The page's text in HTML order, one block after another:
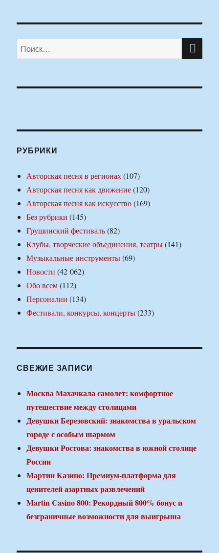
Искать:
РУБРИКИ
Авторская песня в регионах(107)
Авторская песня как движение(120)
Авторская песня как искусство(169)
Без рубрики (145)
Грушинский фестиваль(82)
Клубы, творческие объединения, театры(141)
Музыкальные инструменты(69)
Новости (42 062)
Обо всем(112)
Персоналии (134)
Фестивали, конкурсы, концерты(233)
СВЕЖИЕ ЗАПИСИ
Москва Махачкала самолет: комфортное
путешествие между столицами
Девушки Березовский: знакомства в уральском
городе с особым шармом
Девушки Ростова: знакомства в южной столице
России
Мартин Казино: Премиум-платформа для
ценителей азартных развлечений
Martin Casino 800: Рекордный 800% бонус и
безграничные возможности для выигрыша